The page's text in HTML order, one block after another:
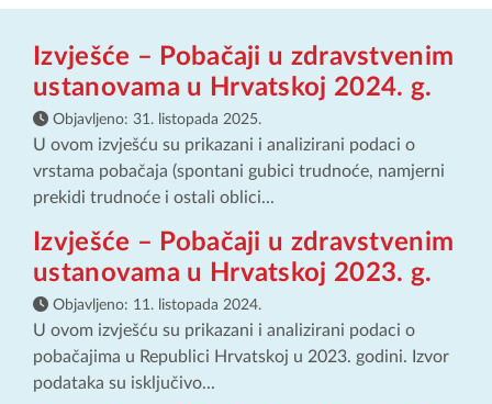
Izvješće – Pobačaji u zdravstvenim
ustanovama u Hrvatskoj 2024. g.
Objavljeno: 31. listopada 2025.
U ovom izvješću su prikazani i analizirani podaci o
vrstama pobačaja (spontani gubici trudnoće, namjerni
prekidi trudnoće i ostali oblici...
Izvješće – Pobačaji u zdravstvenim
ustanovama u Hrvatskoj 2023. g.
Objavljeno: 11. listopada 2024.
U ovom izvješću su prikazani i analizirani podaci o
pobačajima u Republici Hrvatskoj u 2023. godini. Izvor
podataka su isključivo...